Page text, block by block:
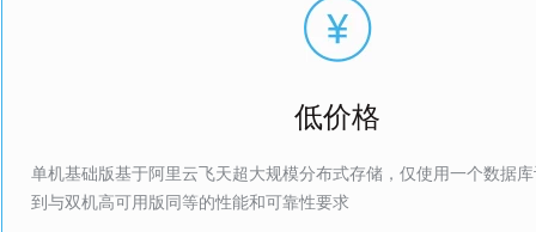
低价格
单机基础版基于阿里云飞天超大规模分布式存储，仅使用一个数据
到与双机高可用版同等的性能和可靠性要求